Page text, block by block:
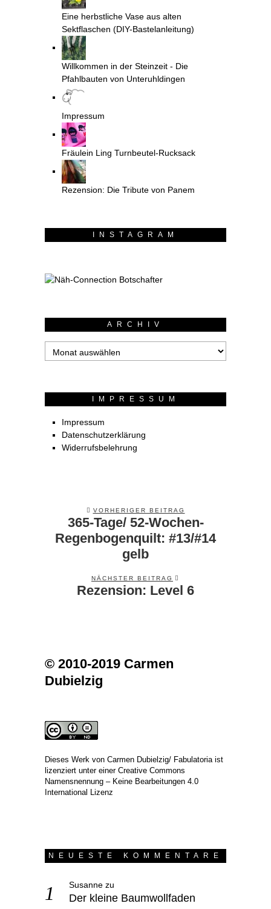
Eine herbstliche Vase aus alten
Sektflaschen (DIY-Bastelanleitung)
Willkommen in der Steinzeit - Die
Pfahlbauten von Unteruhldingen
Impressum
Fräulein Ling Turnbeutel-Rucksack
Rezension: Die Tribute von Panem
INSTAGRAM
ARCHIV
IMPRESSUM
Impressum
Datenschutzerklärung
Widerrufsbelehrung
VORHERIGER BEITRAG
Previous
post:
365-Tage/ 52-Wochen-
Regenbogenquilt: #13/#14
gelb
NÄCHSTER BEITRAG
Next
Rezension: Level 6
© 2010-2019 Carmen
Dubielzig
Dieses Werk von Carmen Dubielzig/ Fabulatoriaist
lizenziert unter einer Creative Commons
Namensnennung – Keine Bearbeitungen 4.0
International Lizenz
NEUESTE KOMMENTARE
Susanne zu
Der kleine Baumwollfaden